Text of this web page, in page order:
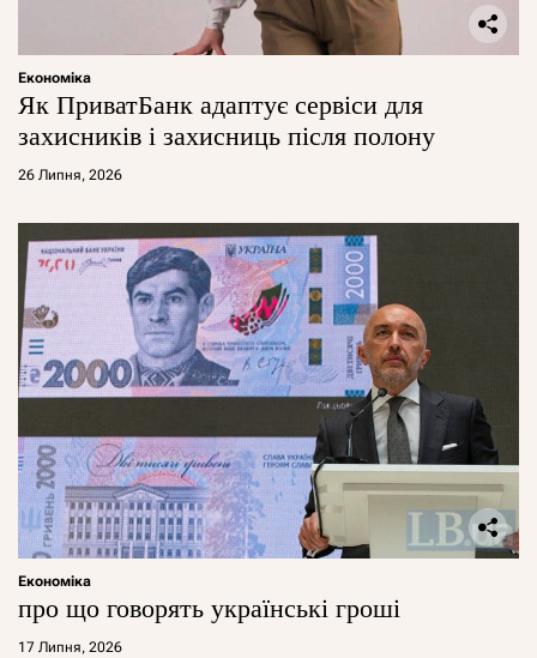
Економіка
Як ПриватБанк адаптує сервіси для
захисників і захисниць після полону
26 Липня, 2026
Економіка
про що говорять українські гроші
17 Липня, 2026